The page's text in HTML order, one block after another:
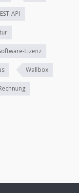
API
Lizenz
Wallbox